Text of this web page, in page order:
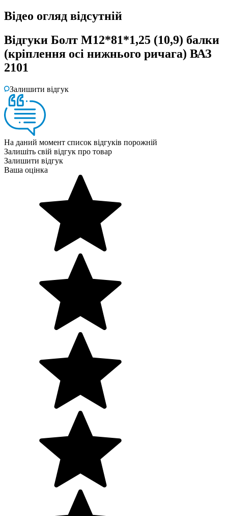
Відео огляд відсутній
Відгуки Болт М12*81*1,25 (10,9) балки
(кріплення осі нижнього ричага) ВАЗ
2101
Залишити відгук
На даний момент список відгуків порожній
Залишіть свій відгук про товар
Залишити відгук
Ваша оцінка